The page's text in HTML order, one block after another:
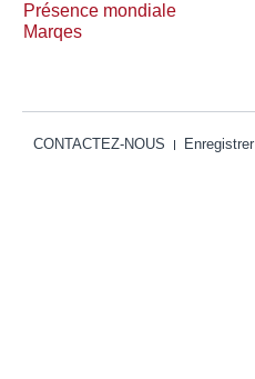
Présence mondiale
Marqes
CONTACTEZ-NOUS Enregistrer